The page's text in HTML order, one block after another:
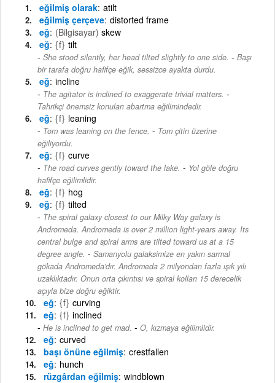
eğilmiş olarak atilt
eğilmiş çerçeve distorted frame
eğ (Bilgisayar) skew
eğ {f} tilt
She stood silently, her head tilted slightly to one side. - Başı
bir tarafa doğru hafifçe eğik, sessizce ayakta durdu.
eğ incline
The agitator is inclined to exaggerate trivial matters. -
Tahrikçi önemsiz konuları abartma eğilimindedir.
eğ {f} leaning
Tom was leaning on the fence. - Tom çitin üzerine
eğiliyordu.
eğ {f} curve
The road curves gently toward the lake. - Yol göle doğru
hafifçe eğilimlidir.
eğ {f} hog
eğ {f} tilted
The spiral galaxy closest to our Milky Way galaxy is
Andromeda. Andromeda is over 2 million light-years away. Its
central bulge and spiral arms are tilted toward us at a 15
degree angle. - Samanyolu galaksimize en yakın sarmal
gökada Andromeda'dır. Andromeda 2 milyondan fazla ışık yılı
uzaklıktadır. Onun orta çıkıntısı ve spiral kolları 15 derecelik
açıyla bize doğru eğiktir.
eğ {f} curving
eğ {f} inclined
He is inclined to get mad. - O, kızmaya eğilimlidir.
eğ curved
başı önüne eğilmiş crestfallen
eğ hunch
rüzgârdan eğilmiş windblown